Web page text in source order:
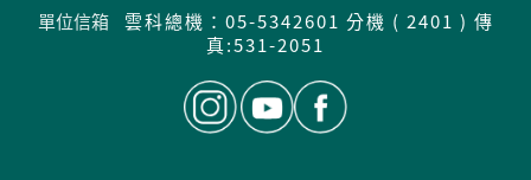
單位信箱
雲科總機：05-5342601 分機 ( 2401 ) 傳
真:531-2051